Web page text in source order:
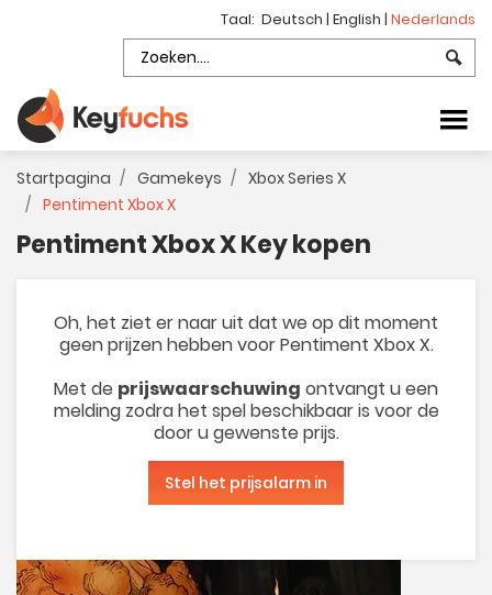
Taal: Deutsch | English | Nederlands
Startpagina Gamekeys
Xbox Series X
Pentiment Xbox X
Pentiment Xbox X Key kopen
Oh, het ziet er naar uit dat we op dit moment
geen prijzen hebben voor Pentiment Xbox X.
Met de prijswaarschuwing ontvangt u een
melding zodra het spel beschikbaar is voor de
door u gewenste prijs.
Stel het prijsalarm in